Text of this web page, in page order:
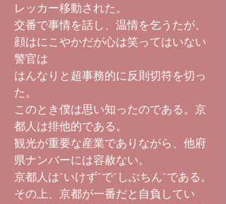
レッカー移動された。
交番で事情を話し、温情を乞うたが、
顔はにこやかだが心は笑ってはいない
警官は
はんなりと超事務的に反則切符を切っ
た。
このとき僕は思い知ったのである。京
都人は排他的である。
観光が重要な産業でありながら、他府
県ナンバーには容赦ない。
京都人は”いけず”で”しぶちん”である。
その上、京都が一番だと自負してい